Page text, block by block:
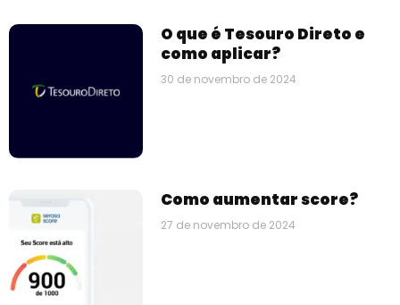
O que é Tesouro Direto e
como aplicar?
30 de novembro de 2024
Como aumentar score?
27 de novembro de 2024